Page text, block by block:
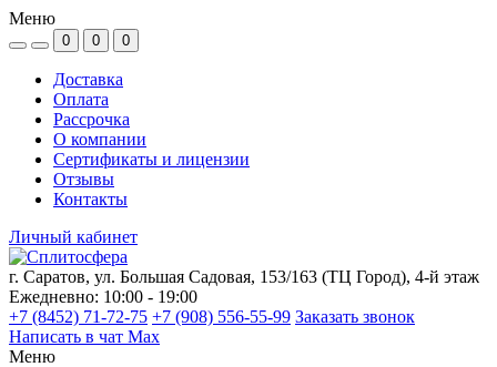
Меню
0 0 0
Доставка
Оплата
Рассрочка
О компании
Сертификаты и лицензии
Отзывы
Контакты
Личный кабинет
г. Саратов, ул. Большая Садовая, 153/163 (ТЦ Город), 4-й этаж
Ежедневно: 10:00 - 19:00
+7 (8452) 71-72-75 +7 (908) 556-55-99 Заказать звонок
Написать в чат Max
Меню